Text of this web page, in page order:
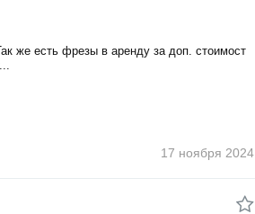
же есть фрезы в аренду за доп. стоимост
17 ноября 2024